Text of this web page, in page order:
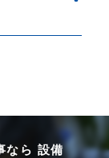
なら 設備